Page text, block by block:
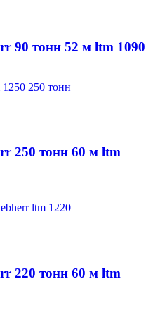
90 тонн 52 м ltm 1090
250 тонн 60 м ltm
220 тонн 60 м ltm